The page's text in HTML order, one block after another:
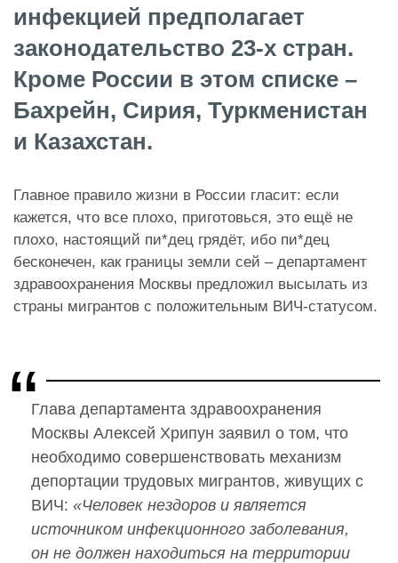
инфекцией предполагает
законодательство 23-х стран.
Кроме России в этом списке –
Бахрейн, Сирия, Туркменистан
и Казахстан.
Главное правило жизни в России гласит: если
кажется, что все плохо, приготовься, это ещё не
плохо, настоящий пи*дец грядёт, ибо пи*дец
бесконечен, как границы земли сей – департамент
здравоохранения Москвы предложил высылать из
страны мигрантов с положительным ВИЧ-статусом.
Глава департамента здравоохранения
Москвы Алексей Хрипун заявил о том, что
необходимо совершенствовать механизм
депортации трудовых мигрантов, живущих с
ВИЧ: «Человек нездоров и является
источником инфекционного заболевания,
он не должен находиться на территории